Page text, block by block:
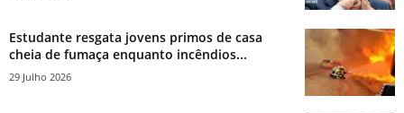
Estudante resgata jovens primos de casa
cheia de fumaça enquanto incêndios...
29 Julho 2026